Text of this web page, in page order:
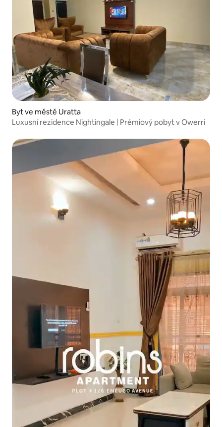
Byt ve městě Uratta
Luxusní rezidence Nightingale | Prémiový pobyt v Owerri